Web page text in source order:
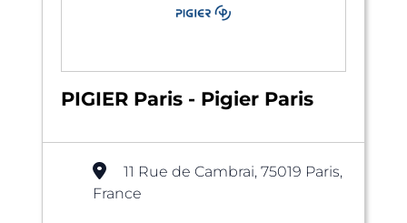
PIGIER Paris - Pigier Paris
11 Rue de Cambrai, 75019 Paris,
France